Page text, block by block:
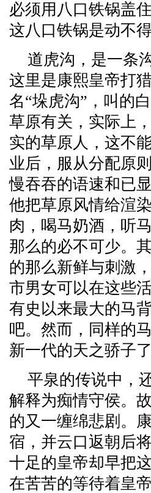
必须用八口铁锅盖
这八口铁锅是动不
道虎沟，是一条
这里是康熙皇帝打
名“垛虎沟”，叫的
草原有关，实际上
实的草原人，这不
业后，服从分配原
慢吞吞的语速和已
他把草原风情给渲
肉，喝马奶酒，听
那么的必不可少。
的那么新鲜与刺激
市男女可以在这些
有史以来最大的马
吧。然而，同样的
新一代的天之骄子了
平泉的传说中，
解释为痴情守侯。
的又一缠绵悲剧。
宿，并云口返朝后
十足的皇帝却早把
在苦苦的等待着皇